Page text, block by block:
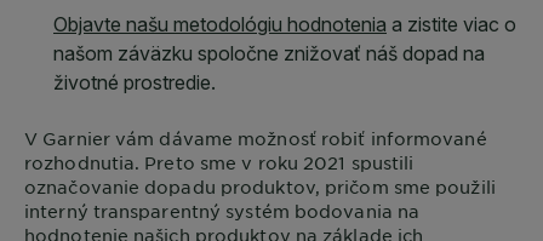
V Garniervám dávame možnosť robiť informované
rozhodnutia. Preto sme v roku 2021 spustili
označovanie dopadu produktov, pričom sme použili
interný transparentný systém bodovania na
hodnotenie našich produktov na základe ich